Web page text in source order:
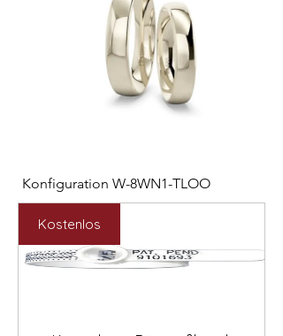
Konfiguration W-8WN1-TLOO
Preis
2.547,00 €
Preis
Kostenlos